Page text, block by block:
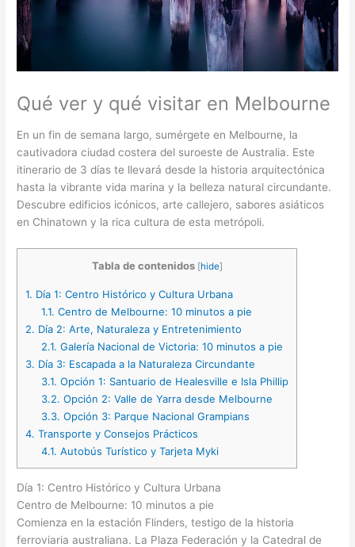
Qué ver y qué visitar en Melbourne
En un fin de semana largo, sumérgete en Melbourne, la
cautivadora ciudad costera del suroeste de Australia. Este
itinerario de 3 días te llevará desde la historia arquitectónica
hasta la vibrante vida marina y la belleza natural circundante.
Descubre edificios icónicos, arte callejero, sabores asiáticos
en Chinatown y la rica cultura de esta metrópoli.
Tabla de contenidos [hide]
1. Día 1: Centro Histórico y Cultura Urbana
1.1. Centro de Melbourne: 10 minutos a pie
2. Día 2: Arte, Naturaleza y Entretenimiento
2.1. Galería Nacional de Victoria: 10 minutos a pie
3. Día 3: Escapada a la Naturaleza Circundante
3.1. Opción 1: Santuario de Healesville e Isla Phillip
3.2. Opción 2: Valle de Yarra desde Melbourne
3.3. Opción 3: Parque Nacional Grampians
4. Transporte y Consejos Prácticos
4.1. Autobús Turístico y Tarjeta Myki
Día 1: Centro Histórico y Cultura Urbana
Centro de Melbourne: 10 minutos a pie
Comienza en la estación Flinders, testigo de la historia
ferroviaria australiana. La Plaza Federación y la Catedral de